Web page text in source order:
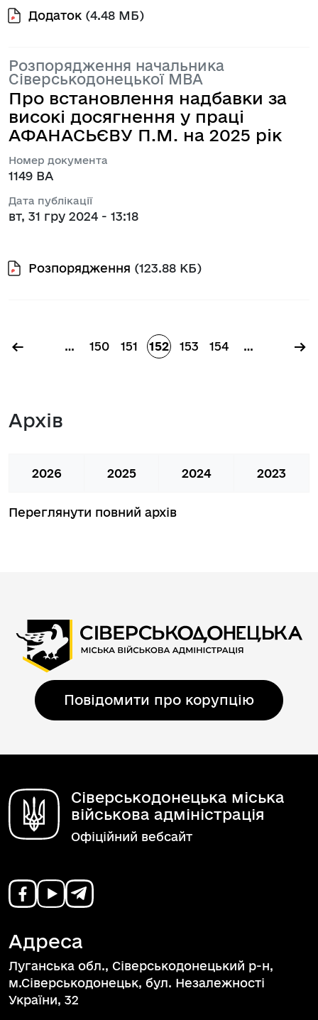
Додаток (4.48 МБ)
Розпорядження начальника
Сіверськодонецької МВА
Про встановлення надбавки за
високі досягнення у праці
АФАНАСЬЄВУ П.М. на 2025 рік
Номер документа
1149 ВА
Дата публікації
вт, 31 гру 2024 - 13:18
Розпорядження (123.88 КБ)
Розбивка на сторінки
← …
Сторінка
150
Сторінка
151
Сторінка
152
Сторінка
153
Сторінка
154 … →
Архів
2026 2025 2024 2023
Переглянути повний архів
Повідомити про корупцію
Сіверськодонецька міська
військова адміністрація
Офіційний вебсайт
Адреса
Луганська обл., Сіверськодонецький р-н,
м.Сіверськодонецьк, бул. Незалежності
України, 32